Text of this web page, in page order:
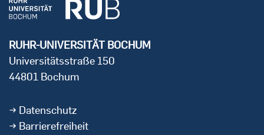
RUHR-UNIVERSITÄT BOCHUM
Universitätsstraße 150
44801 Bochum
Datenschutz
Barrierefreiheit